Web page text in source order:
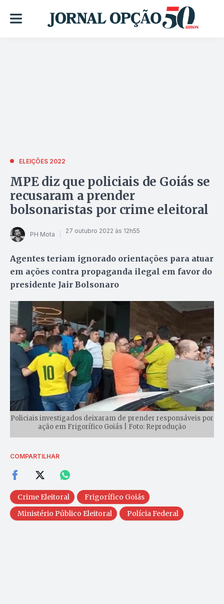
ELEIÇÕES 2022
MPE diz que policiais de Goiás se
recusaram a prender
bolsonaristas por crime eleitoral
PH Mota 27 outubro 2022 às 12h55
Agentes teriam ignorado orientações para atuar
em ações contra propaganda ilegal em favor do
presidente Jair Bolsonaro
Policiais investigados deixaram de prender responsáveis por
ação em Frigorífico Goiás | Foto: Reprodução
COMPARTILHAR
Crime Eleitoral
Frigorífico Goiás
Ministério Público Eleitoral
Polícia Federal